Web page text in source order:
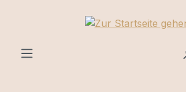
Zum Hauptinhalt springen